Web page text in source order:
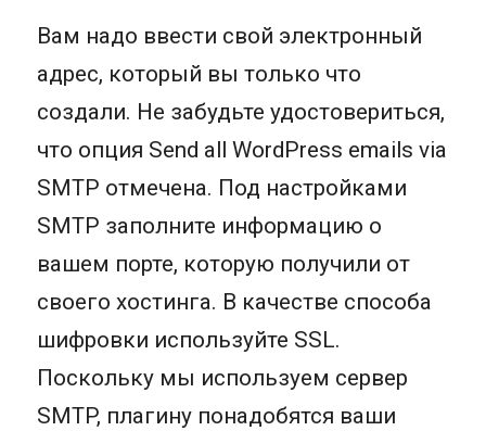
Вам надо ввести свой электронный
адрес, который вы только что
создали. Не забудьте удостовериться,
что опция Send all WordPress emails via
SMTP отмечена. Под настройками
SMTP заполните информацию о
вашем порте, которую получили от
своего хостинга. В качестве способа
шифровки используйте SSL.
Поскольку мы используем сервер
SMTP, плагину понадобятся ваши